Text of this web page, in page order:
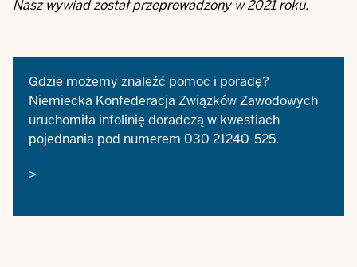
Nasz wywiad został przeprowadzony w 2021 roku.
Gdzie możemy znaleźć pomoc i poradę?
Niemiecka Konfederacja Związków Zawodowych
uruchomiła infolinię doradczą w kwestiach
pojednania pod numerem 030 21240-525.
>